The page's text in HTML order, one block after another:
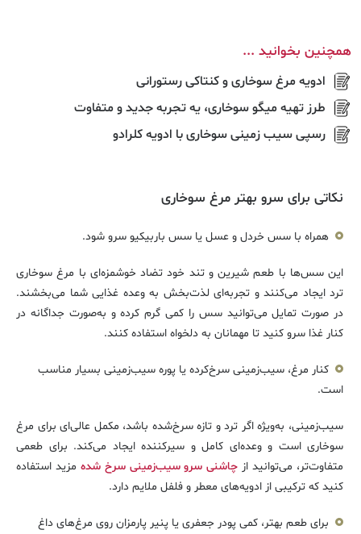
همچنین بخوانید ...
ادویه مرغ سوخاری و کنتاکی رستورانی
طرز تهیه میگو سوخاری، یه تجربه جدید و متفاوت
رسپی سیب زمینی سوخاری با ادویه کلرادو
نکاتی برای سرو بهتر مرغ سوخاری
همراه با سس خردل و عسل یا سس باربیکیو سرو شود.
این سس‌ها با طعم شیرین و تند خود تضاد خوشمزه‌ای با مرغ سوخاری
ترد ایجاد می‌کنند و تجربه‌ای لذت‌بخش به وعده غذایی شما می‌بخشند.
در صورت تمایل می‌توانید سس را کمی گرم کرده و به‌صورت جداگانه در
کنار غذا سرو کنید تا مهمانان به دلخواه استفاده کنند.
کنار مرغ، سیب‌زمینی سرخ‌کرده یا پوره سیب‌زمینی بسیار مناسب
است.
سیب‌زمینی، به‌ویژه اگر ترد و تازه سرخ‌شده باشد، مکمل عالی‌ای برای مرغ
سوخاری است و وعده‌ای کامل و سیرکننده ایجاد می‌کند. برای طعمی
متفاوت‌تر، می‌توانید از چاشنی سرو سیب‌زمینی سرخ شده مزید استفاده
کنید که ترکیبی از ادویه‌های معطر و فلفل ملایم دارد.
برای طعم بهتر، کمی پودر جعفری یا پنیر پارمزان روی مرغ‌های داغ